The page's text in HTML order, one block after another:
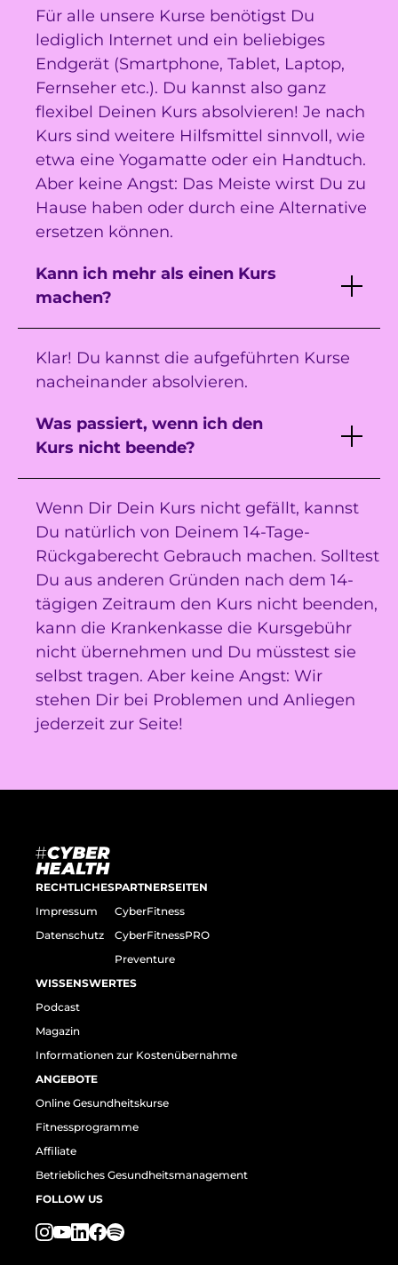
Für alle unsere Kurse benötigst Du
lediglich Internet und ein beliebiges
Endgerät (Smartphone, Tablet, Laptop,
Fernseher etc.). Du kannst also ganz
flexibel Deinen Kurs absolvieren! Je nach
Kurs sind weitere Hilfsmittel sinnvoll, wie
etwa eine Yogamatte oder ein Handtuch.
Aber keine Angst: Das Meiste wirst Du zu
Hause haben oder durch eine Alternative
ersetzen können.
Kann ich mehr als einen Kurs
machen?
Klar! Du kannst die aufgeführten Kurse
nacheinander absolvieren.
Was passiert, wenn ich den
Kurs nicht beende?
Wenn Dir Dein Kurs nicht gefällt, kannst
Du natürlich von Deinem 14-Tage-
Rückgaberecht Gebrauch machen. Solltest
Du aus anderen Gründen nach dem 14-
tägigen Zeitraum den Kurs nicht beenden,
kann die Krankenkasse die Kursgebühr
nicht übernehmen und Du müsstest sie
selbst tragen. Aber keine Angst: Wir
stehen Dir bei Problemen und Anliegen
jederzeit zur Seite!
RECHTLICHES
Impressum
Datenschutz
PARTNERSEITEN
CyberFitness
CyberFitnessPRO
Preventure
WISSENSWERTES
Podcast
Magazin
Informationen zur Kostenübernahme
ANGEBOTE
Online Gesundheitskurse
Fitnessprogramme
Affiliate
Betriebliches Gesundheitsmanagement
FOLLOW US